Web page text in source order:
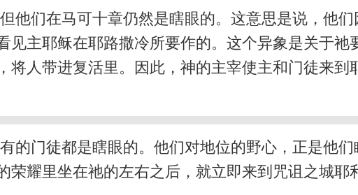
他们在马可十章仍然是瞎眼的。这意思是说，他
见主耶稣在耶路撒冷所要作的。这个异象是关于
人带进复活里。因此，神的主宰使主和门徒来到
的门徒都是瞎眼的。他们对地位的野心，正是他
耀里坐在祂的左右之后，就立即来到咒诅之城耶